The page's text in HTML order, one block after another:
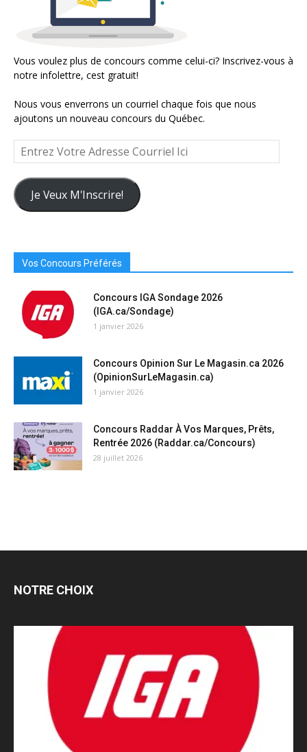
Vous voulez plus de concours comme celui-ci? Inscrivez-vous à
notre infolettre, cest gratuit!
Nous vous enverrons un courriel chaque fois que nous
ajoutons un nouveau concours du Québec.
Entrez
Votre
Adresse
Courriel
Ici
Je Veux M'Inscrire!
Vos Concours Préférés
Concours IGA Sondage 2026
(IGA.ca/Sondage)
1 janvier 2026
Concours Opinion Sur Le Magasin.ca 2026
(OpinionSurLeMagasin.ca)
1 janvier 2026
Concours Raddar À Vos Marques, Prêts,
Rentrée 2026 (Raddar.ca/Concours)
28 juillet 2026
NOTRE CHOIX